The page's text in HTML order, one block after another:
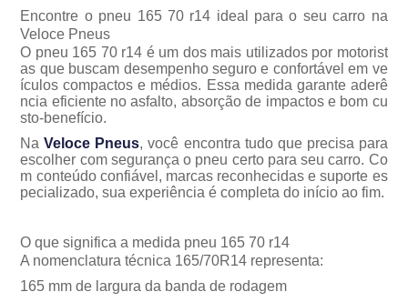
Encontre o pneu 165 70 r14 ideal para o seu carro na
Veloce Pneus
O pneu 165 70 r14 é um dos mais utilizados por motorist
as que buscam desempenho seguro e confortável em ve
ículos compactos e médios. Essa medida garante aderê
ncia eficiente no asfalto, absorção de impactos e bom cu
sto-benefício.
Na Veloce Pneus, você encontra tudo que precisa para
escolher com segurança o pneu certo para seu carro. Co
m conteúdo confiável, marcas reconhecidas e suporte es
pecializado, sua experiência é completa do início ao fim.
O que significa a medida pneu 165 70 r14
A nomenclatura técnica 165/70R14 representa:
165 mm de largura da banda de rodagem